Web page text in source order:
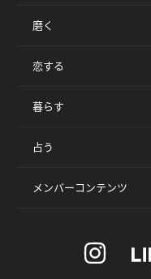
磨く
恋する
暮らす
占う
メンバーコンテンツ